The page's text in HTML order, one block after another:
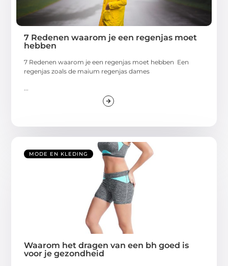
7 Redenen waarom je een regenjas moet
hebben
7 Redenen waarom je een regenjas moet hebben Een
regenjas zoals de maium regenjas dames
MODE EN KLEDING
Waarom het dragen van een bh goed is
voor je gezondheid